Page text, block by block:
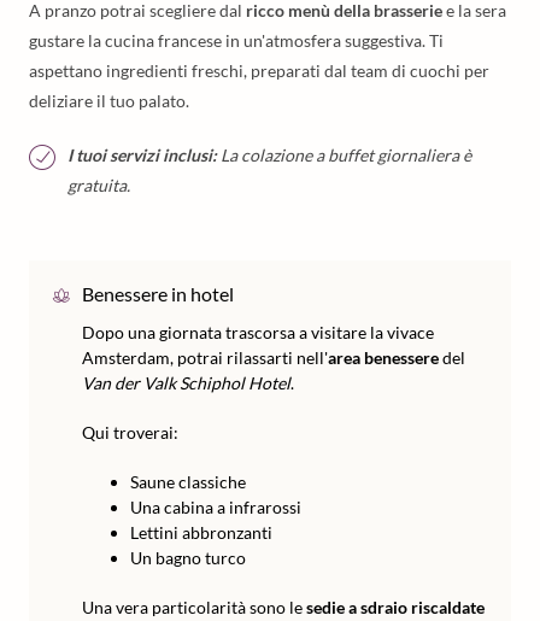
A pranzo potrai scegliere dal ricco menù della brasseriee la sera
gustare la cucina francese in un'atmosfera suggestiva. Ti
aspettano ingredienti freschi, preparati dal team di cuochi per
deliziare il tuo palato.
I tuoi servizi inclusi:La colazione a buffet giornaliera è
gratuita.
Benessere in hotel
Dopo una giornata trascorsa a visitare la vivace
Amsterdam, potrai rilassarti nell'area benesseredel
Van der Valk Schiphol Hotel.
Qui troverai:
Saune classiche
Una cabina a infrarossi
Lettini abbronzanti
Un bagno turco
Una vera particolarità sono lesedie a sdraio riscaldate